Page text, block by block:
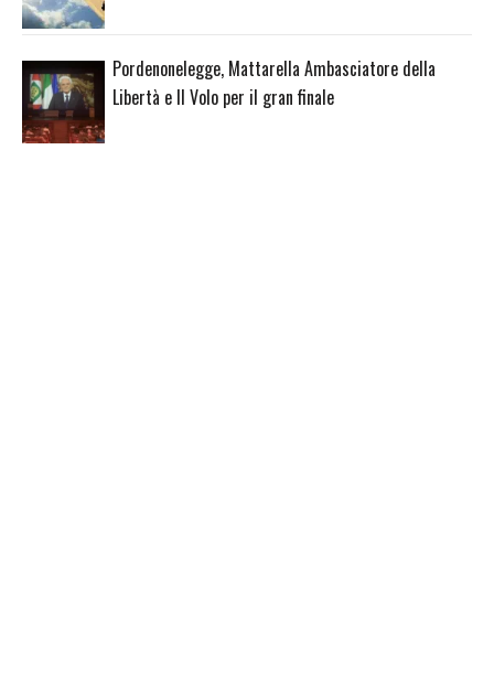
Pordenonelegge, Mattarella Ambasciatore della
Libertà e Il Volo per il gran finale